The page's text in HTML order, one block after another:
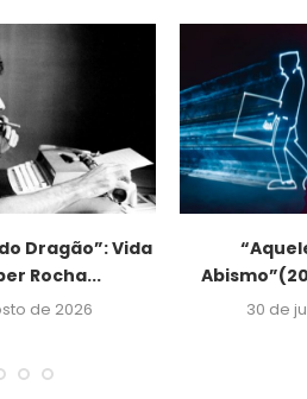
Dragão”: Vida
Rocha...
de 2026 30 de